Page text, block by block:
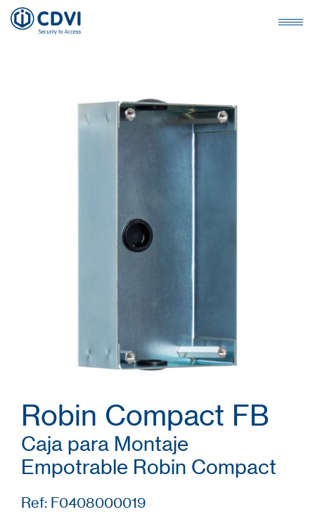
Robin Compact FB
Caja para Montaje
Empotrable Robin Compact
Ref: F0408000019